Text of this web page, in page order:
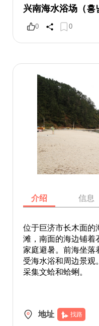
兴南海水浴场（흥
0 0
介绍 信息
位于巨济市长木面的
滩，南面的海边铺着
家庭避暑。前海坐落
受海水浴和周边景观
采集文蛤和蛤蜊。
地址 找路